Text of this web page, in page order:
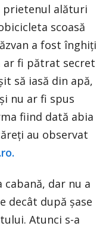
prietenul alături
scoasă
a fost înghiți
ar fi pătrat secret
să iasă din apă,
nu ar fi spus
fiind dată abia
au observat
cabană, dar nu a
decât după şase
Atunci s-a